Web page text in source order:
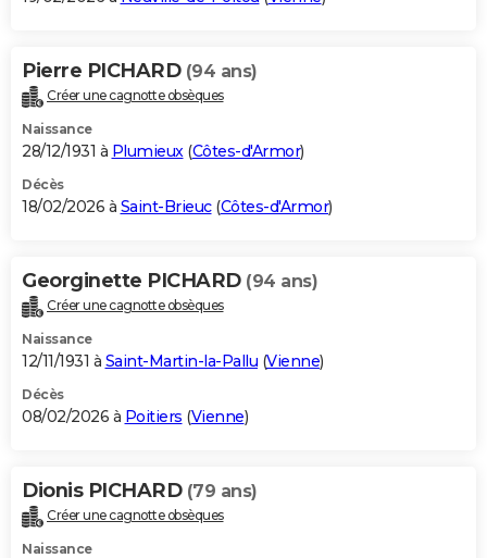
Pierre PICHARD (94 ans)
Créer une cagnotte obsèques
Naissance
28/12/1931 à Plumieux(Côtes-d'Armor)
Décès
18/02/2026 à Saint-Brieuc(Côtes-d'Armor)
Georginette PICHARD (94 ans)
Créer une cagnotte obsèques
Naissance
12/11/1931 à Saint-Martin-la-Pallu (Vienne)
Décès
08/02/2026 à Poitiers (Vienne)
Dionis PICHARD (79 ans)
Créer une cagnotte obsèques
Naissance